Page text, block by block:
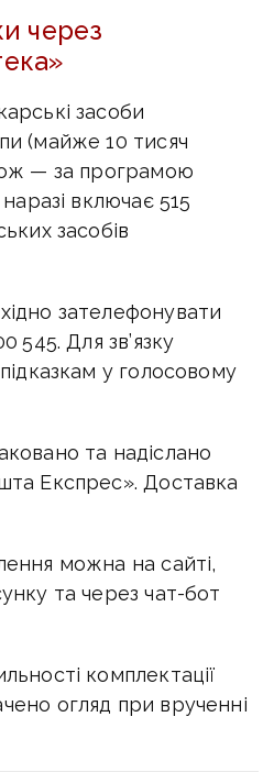
через
засоби
(майже 10 тисяч
— за програмою
включає 515
засобів
зателефонувати
545. Для зв’язку
у голосовому
та надіслано
Експрес». Доставка
можна на сайті,
та через чат-бот
комплектації
огляд при врученні